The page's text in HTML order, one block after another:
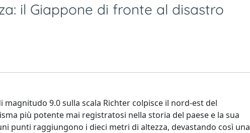
il Giappone di fronte al disastro
9.0 sulla scala Richter colpisce il nord-est del
più potente mai registratosi nella storia del paese e la sua
punti raggiungono i dieci metri di altezza, devastando così una